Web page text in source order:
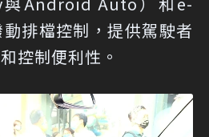
排檔控制，提供駕駛者
控制便利性。